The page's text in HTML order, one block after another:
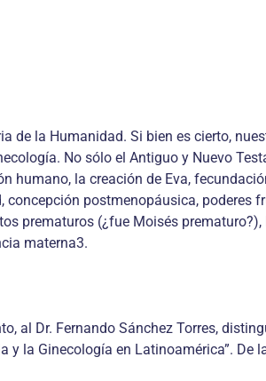
de la Humanidad. Si bien es cierto,
No sólo el Antiguo y Nuevo
humano, la creación de Eva,
postmenopáusica, poderes
prematuros (¿fue Moisés
materna3.
al Dr. Fernando Sánchez Torres,
la Ginecología en Latinoamérica”.